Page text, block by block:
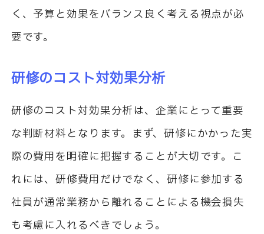
く、予算と効果をバランス良く考える視点が必
要です。
研修のコスト対効果分析
研修のコスト対効果分析は、企業にとって重要
な判断材料となります。まず、研修にかかった実
際の費用を明確に把握することが大切です。こ
れには、研修費用だけでなく、研修に参加する
社員が通常業務から離れることによる機会損失
も考慮に入れるべきでしょう。